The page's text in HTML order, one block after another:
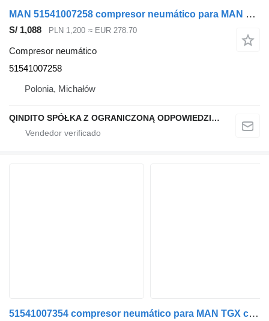
MAN 51541007258 compresor neumático para MAN TGX TGS cabeza tractora
S/ 1,088 PLN 1,200 ≈ EUR 278.70
Compresor neumático
51541007258
Polonia, Michałów
QINDITO SPÓŁKA Z OGRANICZONĄ ODPOWIEDZIALNOŚCIĄ
51541007354 compresor neumático para MAN TGX cabeza tractora